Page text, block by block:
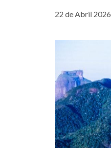
22 de Abril 2026